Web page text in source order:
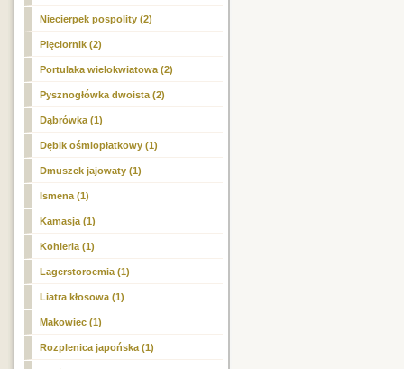
Niecierpek pospolity (2)
Pięciornik (2)
Portulaka wielokwiatowa (2)
Pysznogłówka dwoista (2)
Dąbrówka (1)
Dębik ośmiopłatkowy (1)
Dmuszek jajowaty (1)
Ismena (1)
Kamasja (1)
Kohleria (1)
Lagerstoroemia (1)
Liatra kłosowa (1)
Makowiec (1)
Rozplenica japońska (1)